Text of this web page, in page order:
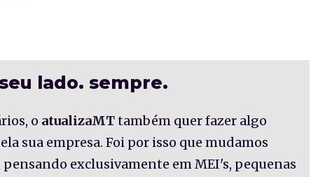
lado. sempre.
o atualizaMTtambém quer fazer algo
sua empresa. Foi por isso que mudamos
exclusivamente em MEI's, pequenas